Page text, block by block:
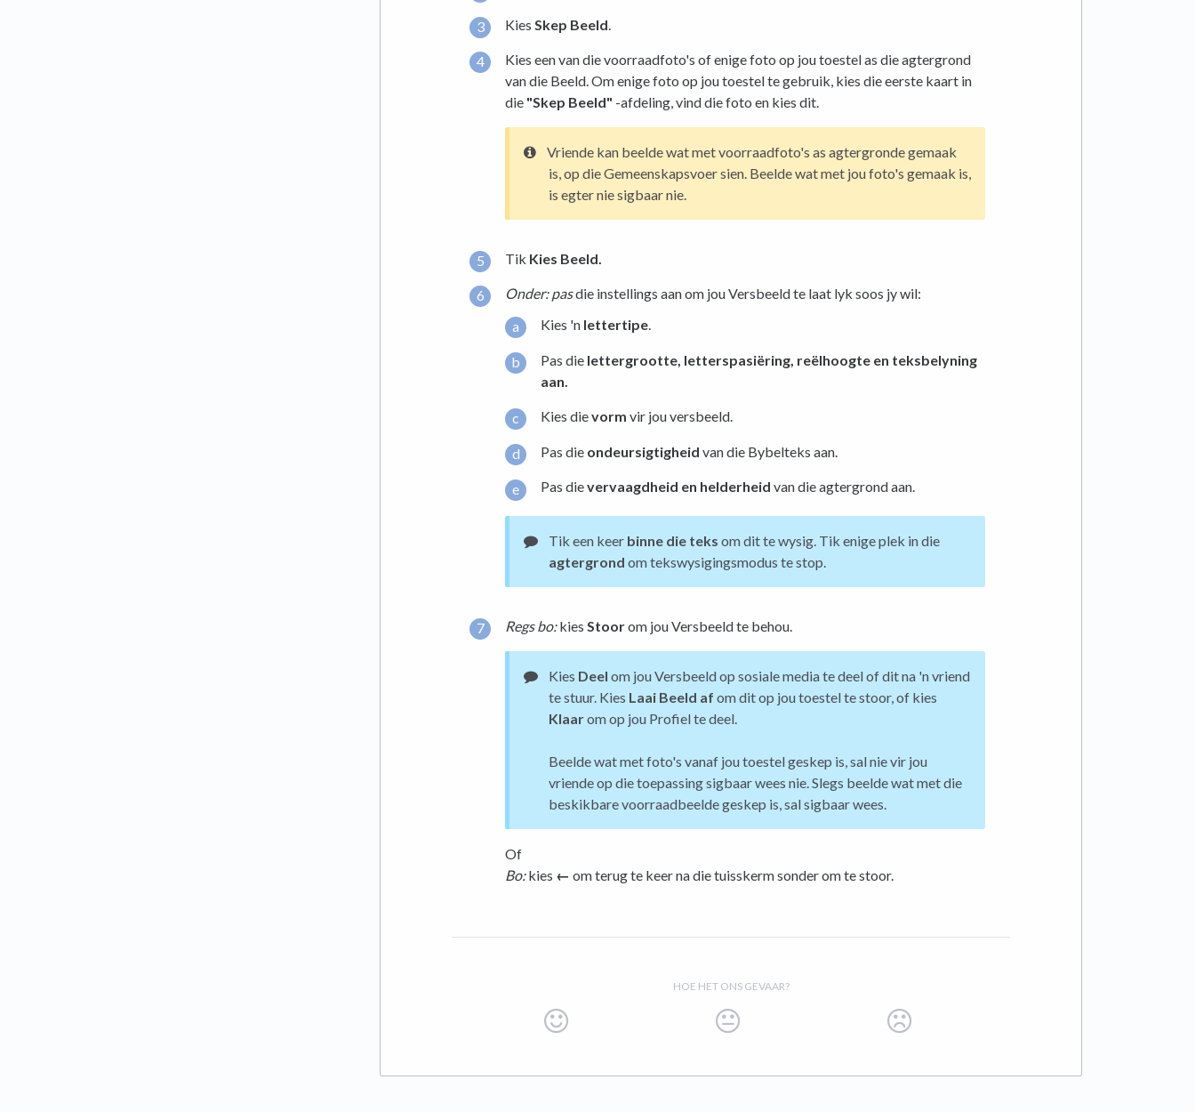
Kies Skep Beeld
Kies een van die voorraadfoto's of enige foto op jou toestel as die agtergrond
van die Beeld. Om enige foto op jou toestel te gebruik, kies die eerste kaart in
die "Skep Beeld" -afdeling, vind die foto en kies dit.
Vriende kan beelde wat met voorraadfoto's as agtergronde gemaak
is, op die Gemeenskapsvoer sien. Beelde wat met jou foto's gemaak is,
is egter nie sigbaar nie.
Tik Kies Beeld.
Onder: pasdie instellings aan om jou Versbeeld te laat lyk soos jy wil:
Kies 'n lettertipe.
Pas die lettergrootte, letterspasiëring, reëlhoogte en teksbelyning
aan.
Kies dievorm vir jou versbeeld.
Pas die ondeursigtigheid van die Bybelteks aan.
Pas dievervaagdheid en helderheid van die agtergrond aan.
Tik een keer binne die teks om dit te wysig. Tik enige plek in die
agtergrond om tekswysigingsmodus te stop.
Regs bo:kies Stoorom jou Versbeeld te behou.
Kies Deel om jou Versbeeld op sosiale media te deel of dit na 'n vriend
te stuur. Kies Laai Beeld af om dit op jou toestel te stoor, of kies
Klaarom op jou Profiel te deel.
Beelde wat met foto's vanaf jou toestel geskep is, sal nie vir jou
vriende op die toepassing sigbaar wees nie. Slegs beelde wat met die
beskikbare voorraadbeelde geskep is, sal sigbaar wees.
Of
Bo:kies ← om terug te keer na die tuisskerm sonder om te stoor.
HOE HET ONS GEVAAR?